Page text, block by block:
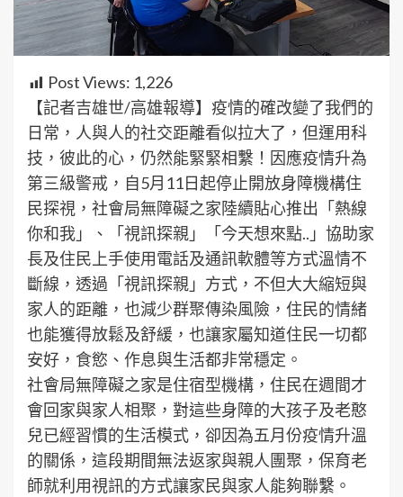
Post Views: 1,226
【記者吉雄世/高雄報導】疫情的確改變了我們的
日常，人與人的社交距離看似拉大了，但運用科
技，彼此的心，仍然能緊緊相繫！因應疫情升為
第三級警戒，自5月11日起停止開放身障機構住
民探視，社會局無障礙之家陸續貼心推出「熱線
你和我」、「視訊探親」「今天想來點..」協助家
長及住民上手使用電話及通訊軟體等方式溫情不
斷線，透過「視訊探親」方式，不但大大縮短與
家人的距離，也減少群聚傳染風險，住民的情緒
也能獲得放鬆及舒緩，也讓家屬知道住民一切都
安好，食慾、作息與生活都非常穩定。
社會局無障礙之家是住宿型機構，住民在週間才
會回家與家人相聚，對這些身障的大孩子及老憨
兒已經習慣的生活模式，卻因為五月份疫情升溫
的關係，這段期間無法返家與親人團聚，保育老
師就利用視訊的方式讓家民與家人能夠聯繫。